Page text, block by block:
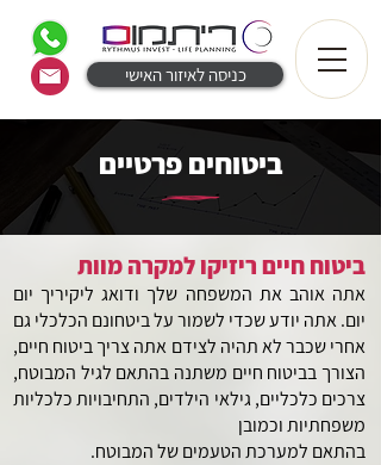
כניסה לאיזור האישי
ביטוחים פרטיים
ביטוח חיים ריזיקו למקרה מוות
אתה אוהב את המשפחה שלך ודואג ליקיריך יום
יום. אתה יודע שכדי לשמור על ביטחונם הכלכלי גם
אחרי שכבר לא תהיה לצידם אתה צריךביטוח חיים,
הצורך בביטוח חיים משתנה בהתאם לגיל המבוטח,
צרכים כלכליים, גילאי הילדים, התחיבויות כלכליות
משפחתיות וכמובן
בהתאם למערכת הטעמים של המבוטח.